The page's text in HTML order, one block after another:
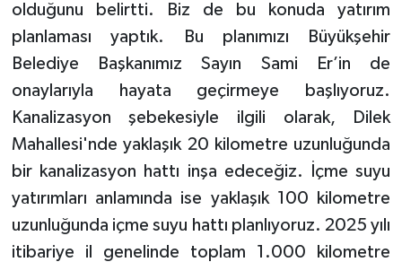
olduğunu belirtti. Biz de bu konuda yatırım
planlaması yaptık. Bu planımızı Büyükşehir
Belediye Başkanımız Sayın Sami Er’in de
onaylarıyla hayata geçirmeye başlıyoruz.
Kanalizasyon şebekesiyle ilgili olarak, Dilek
Mahallesi'nde yaklaşık 20 kilometre uzunluğunda
bir kanalizasyon hattı inşa edeceğiz. İçme suyu
yatırımları anlamında ise yaklaşık 100 kilometre
uzunluğunda içme suyu hattı planlıyoruz. 2025 yılı
itibariye il genelinde toplam 1.000 kilometre